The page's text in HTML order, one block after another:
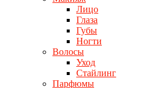
Лицо
Глаза
Губы
Ногти
Волосы
Уход
Стайлинг
Парфюмы